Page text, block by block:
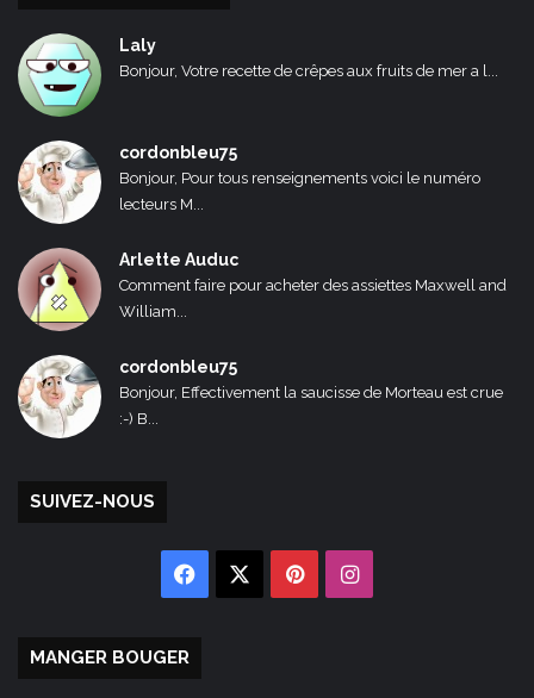
Laly
Bonjour, Votre recette de crêpes aux fruits de mer a l...
cordonbleu75
Bonjour, Pour tous renseignements voici le numéro
lecteurs M...
Arlette Auduc
Comment faire pour acheter des assiettes Maxwell and
William...
cordonbleu75
Bonjour, Effectivement la saucisse de Morteau est crue
:-) B...
SUIVEZ-NOUS
Facebook PinterestInstagram
MANGER BOUGER